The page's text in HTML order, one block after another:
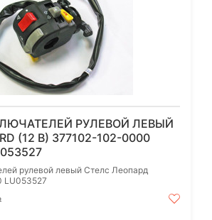
РУЛЕВОЙ ЛЕВЫЙ
(12 В) 377102-102-0000
рулевой левый Стелс Леопард
LU053527